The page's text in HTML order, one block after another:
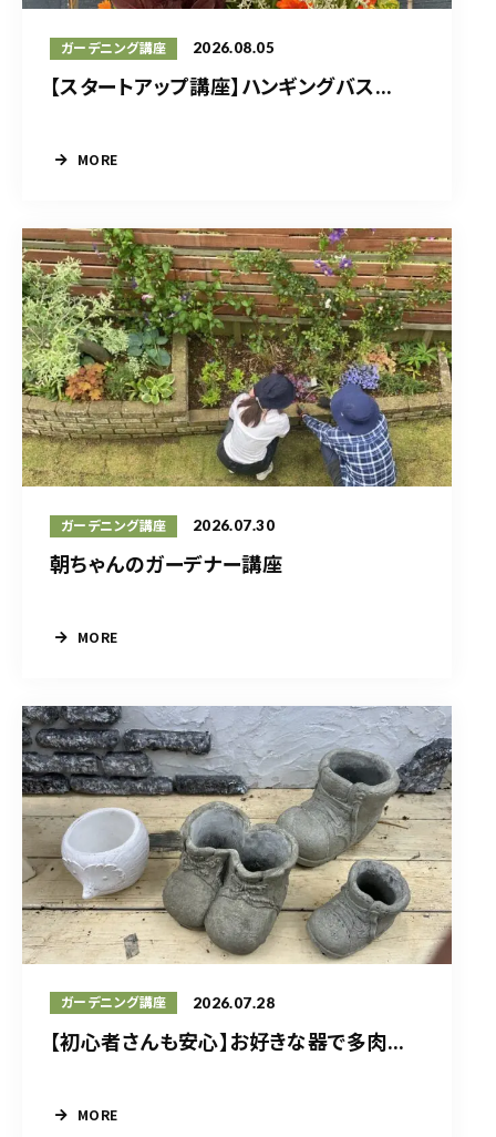
ガーデニング講座 2026.08.05
【スタートアップ講座】ハンギングバス...
MORE
ガーデニング講座 2026.07.30
朝ちゃんのガーデナー講座
MORE
ガーデニング講座 2026.07.28
【初心者さんも安心】お好きな器で多肉...
MORE